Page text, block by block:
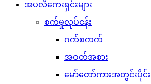
အပလီကေးရှင်းများ
စက်မှုလုပ်ငန်း
ဂက်စကက်
အဝတ်အစား
မော်တော်ကားအတွင်းပိုင်း